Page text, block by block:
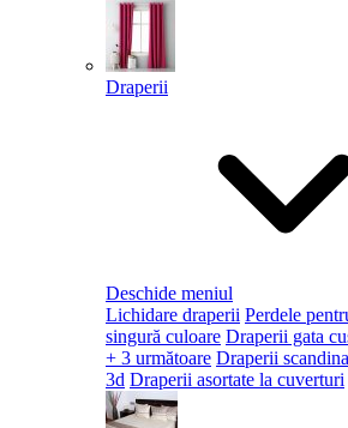
Draperii
Deschide meniul
Lichidare draperii Perdele
singură culoare Draperii gata
+ 3 următoare Draperii
3d Draperii asortate la cuverturi